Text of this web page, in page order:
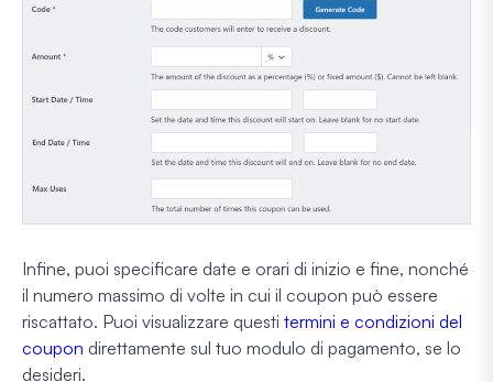
Infine, puoi specificare date e orari di inizio e fine, nonché
il numero massimo di volte in cui il coupon può essere
riscattato. Puoi visualizzare questi termini e condizioni del
coupon direttamente sul tuo modulo di pagamento, se lo
desideri.